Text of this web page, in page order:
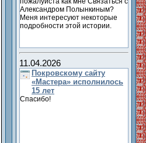
Александром Полынкиным?
Меня интересуют некоторые
подробности этой истории.
11.04.2026
Покровскому сайту
«Мастера» исполнилось
15 лет
Спасибо!